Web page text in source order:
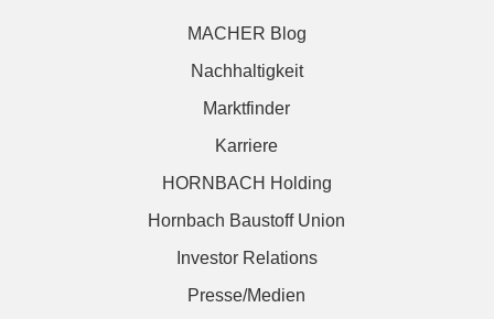
MACHER Blog
Nachhaltigkeit
Marktfinder
Karriere
HORNBACH Holding
Hornbach Baustoff Union
Investor Relations
Presse/Medien